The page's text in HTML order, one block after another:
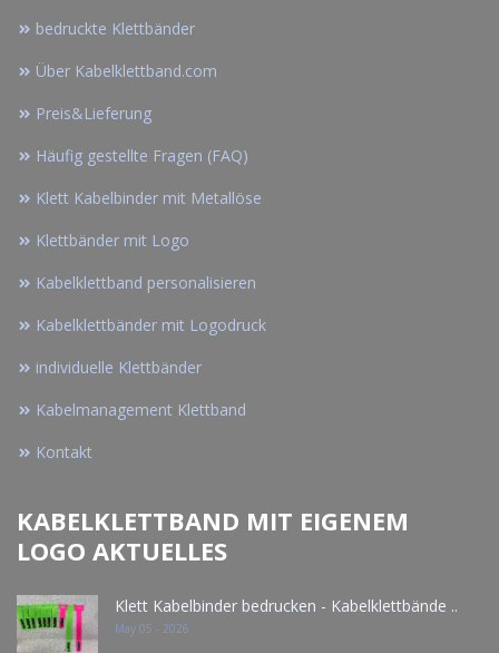
bedruckte Klettbänder
Über Kabelklettband.com
Preis&Lieferung
Häufig gestellte Fragen (FAQ)
Klett Kabelbinder mit Metallöse
Klettbänder mit Logo
Kabelklettband personalisieren
Kabelklettbänder mit Logodruck
individuelle Klettbänder
Kabelmanagement Klettband
Kontakt
KABELKLETTBAND MIT EIGENEM
LOGO AKTUELLES
Klett Kabelbinder bedrucken - Kabelklettbände ..
May 05 - 2026